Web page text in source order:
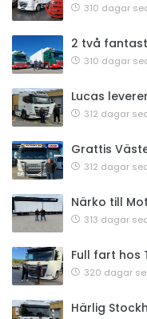
310 dagar
2 två
310 dagar
Lucas
312 dagar
Grattis
312 dagar
Närko till
313 dagar
Full fart hos
320 dagar
Härlig